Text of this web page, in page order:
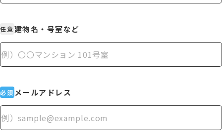
任意建物名・号室など
必須 メールアドレス